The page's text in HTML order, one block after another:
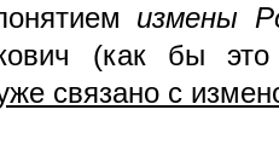
измены
(как бы
связано с